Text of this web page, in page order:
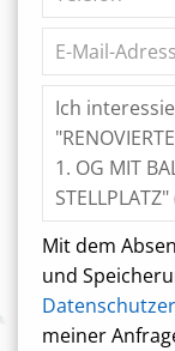
Mit dem
und
meiner